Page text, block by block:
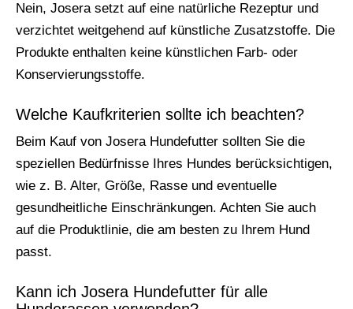
Nein, Josera setzt auf eine natürliche Rezeptur und
verzichtet weitgehend auf künstliche Zusatzstoffe. Die
Produkte enthalten keine künstlichen Farb- oder
Konservierungsstoffe.
Welche Kaufkriterien sollte ich beachten?
Beim Kauf von Josera Hundefutter sollten Sie die
speziellen Bedürfnisse Ihres Hundes berücksichtigen,
wie z. B. Alter, Größe, Rasse und eventuelle
gesundheitliche Einschränkungen. Achten Sie auch
auf die Produktlinie, die am besten zu Ihrem Hund
passt.
Kann ich Josera Hundefutter für alle